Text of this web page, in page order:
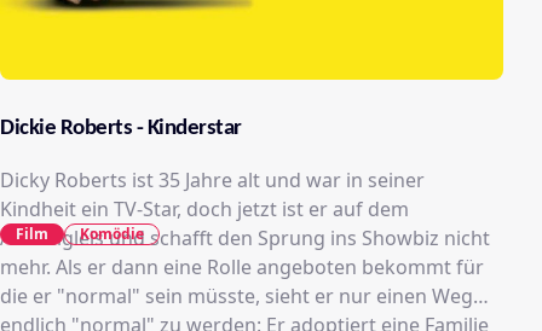
Dickie Roberts - Kinderstar
Dicky Roberts ist 35 Jahre alt und war in seiner
Kindheit ein TV-Star, doch jetzt ist er auf dem
Abstellgleis und schafft den Sprung ins Showbiz nicht
mehr. Als er dann eine Rolle angeboten bekommt für
die er "normal" sein müsste, sieht er nur einen Weg
endlich "normal" zu werden: Er adoptiert eine Familie
Film Komödie